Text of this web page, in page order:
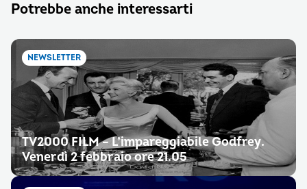
Potrebbe anche interessarti
NEWSLETTER
TV2000 FILM – L’impareggiabile Godfrey.
Venerdì 2 febbraio ore 21.05